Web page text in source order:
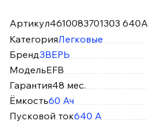
Артикул4610083701303 640А
КатегорияЛегковые
БрендЗВЕРЬ
МодельEFB
Гарантия48 мес.
Ёмкость60 Ач
Пусковой ток640 А